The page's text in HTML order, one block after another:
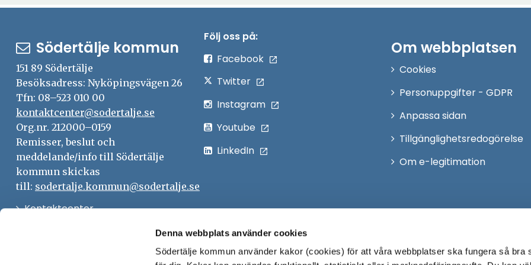
Denna webbplats använder cookies
Södertälje kommun använder kakor (cookies) för att våra webbplatser ska fungera så bra
Södertälje kommun
151 89 Södertälje
Besöksadress: Nyköpingsvägen 26
Tfn: 08–523 010 00
kontaktcenter@sodertalje.se
Org.nr. 212000–0159
Remisser, beslut och
meddelande/info till Södertälje
kommun skickas
till: sodertalje.kommun@sodertalje.se
KontaktcenterÖppna
Följ oss på:
Facebook
Twitter
Instagram
Youtube
LinkedIn
Om webbplatsen
Cookies
Personuppgifter - GDPR
Anpassa sidan
Tillgänglighetsredogörelse
Om e-legitimation